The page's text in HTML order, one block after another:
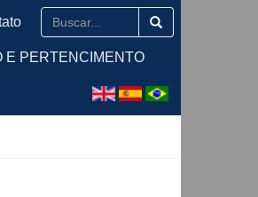
E PERTENCIMENTO